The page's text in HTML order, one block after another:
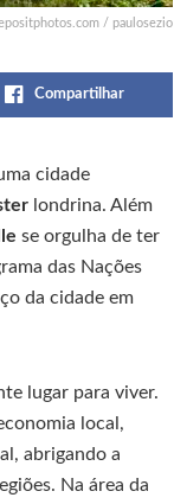
/ paulosezio
Compartilhar
cidade
londrina. Além
se orgulha de ter
das Nações
da cidade em
lugar para viver.
local,
abrigando a
Na área da